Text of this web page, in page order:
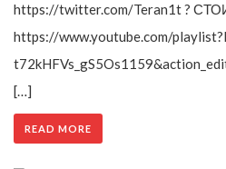
https://twitter.com/Teran1t ?
https://www.youtube.com/
[…]
READ MORE